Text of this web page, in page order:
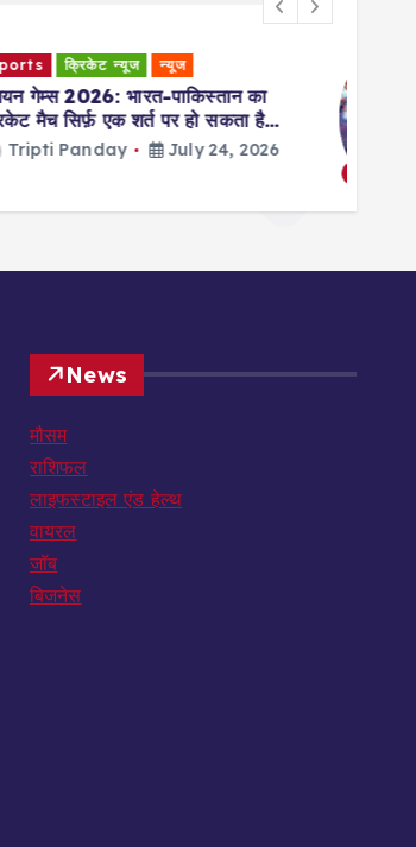
देश धर्म न्यूज
चातुर्मास 2026: चातुर्मास कल से शुरू हो रहा
है; भगवान विष्णु 119 दिनों तक ‘क्षीर सागर’ के
बजाय इस जगह पर रहेंगे
News
मौसम
राशिफल
लाइफस्टाइल एंड हेल्थ
वायरल
जॉब
बिजनेस